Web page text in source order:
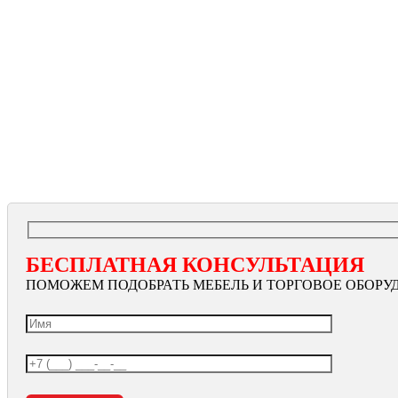
БЕСПЛАТНАЯ КОНСУЛЬТАЦИЯ
ПОМОЖЕМ ПОДОБРАТЬ МЕБЕЛЬ И ТОРГОВОЕ